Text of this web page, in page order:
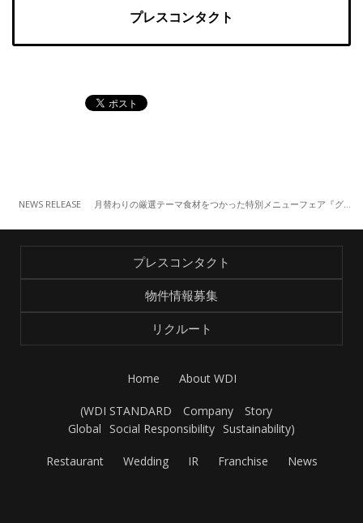
プレスコンタクト
NEWS RELEASE 月替わりの厳選テーマ食材をつかった特別メニューフェア『グラセン市場』、「平目・ボタン海老・ムール貝」をテーマにしたメニューが登場！（7/9～）
プレスコンタクト
物件情報募集
リクルート
Home About WDI
(WDI STANDARD Company
Story
Global Social Responsibility Sustainability)
Restaurant Wedding IR Franchise News